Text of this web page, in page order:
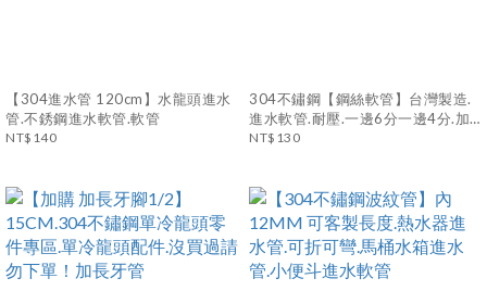
【304進水管 120cm】水龍頭進水
管.不銹鋼進水軟管.軟管
NT$140
304不鏽鋼【鋼絲軟管】台灣製造.
進水軟管.耐壓.一邊6分一邊4分.加
大管身(6分管)
NT$130